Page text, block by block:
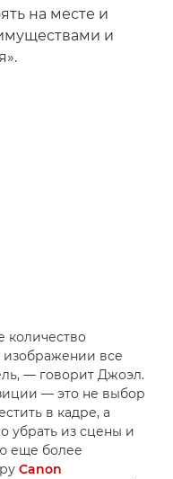
на месте и
и
количество
изображении все
— говорит Джоэл.
— это не выбор
в кадре, а
убрать из сцены и
еще более
Canon